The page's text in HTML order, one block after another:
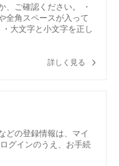
、ご確認ください。 ・
全角スペースが入って
大文字と小文字を正し
詳しく見る
どの登録情報は、マイ
グインのうえ、お手続